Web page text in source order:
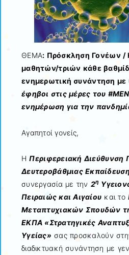
ΘΕΜΑ: Πρόσκληση Γονέων /
μαθητών/τριών κάθε
ενημερωτική συνάντηση με
έφηβοι στις μέρες του
ενημέρωση για την
Αγαπητοί γονείς,
ΗΠεριφερειακή Διεύθυνση
Δευτεροβάθμιας
συνεργασία με την 2η
Πειραιώς και Αιγαίου και το
Μεταπτυχιακών Σπουδών
ΕΚΠΑ «Στρατηγικές
Υγείας» σας προσκαλούν
διαδικτυακή συνάντηση με